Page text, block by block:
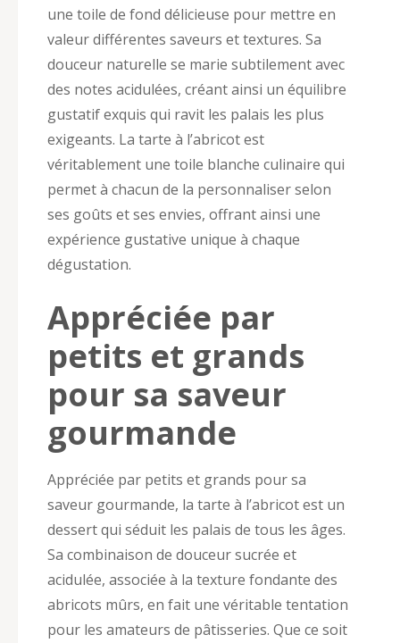
une toile de fond délicieuse pour mettre en
valeur différentes saveurs et textures. Sa
douceur naturelle se marie subtilement avec
des notes acidulées, créant ainsi un équilibre
gustatif exquis qui ravit les palais les plus
exigeants. La tarte à l’abricot est
véritablement une toile blanche culinaire qui
permet à chacun de la personnaliser selon
ses goûts et ses envies, offrant ainsi une
expérience gustative unique à chaque
dégustation.
Appréciée par
petits et grands
pour sa saveur
gourmande
Appréciée par petits et grands pour sa
saveur gourmande, la tarte à l’abricot est un
dessert qui séduit les palais de tous les âges.
Sa combinaison de douceur sucrée et
acidulée, associée à la texture fondante des
abricots mûrs, en fait une véritable tentation
pour les amateurs de pâtisseries. Que ce soit